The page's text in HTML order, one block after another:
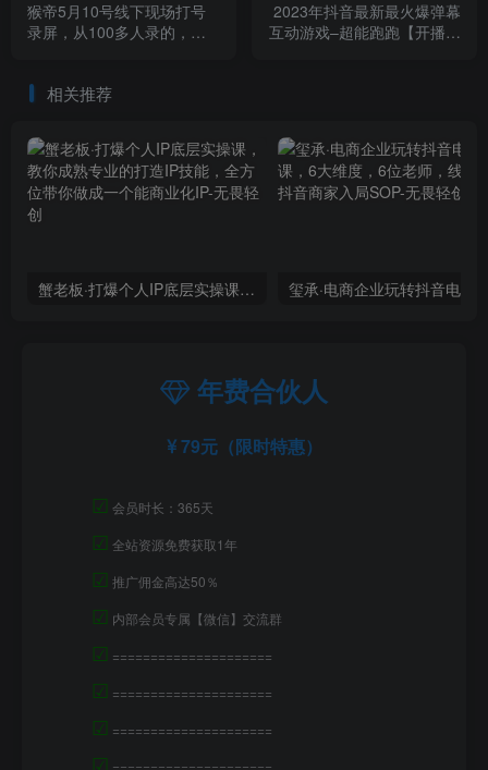
猴帝5月10号线下现场打号
录屏，从100多人录的，总
2023年抖音最新最火爆弹幕
互动游戏–超能跑跑【开播教
相关推荐
蟹老板·打爆个人IP底层实操课，教你成熟专业的打造IP技能，全方位带你做成一个能商业化IP
年费合伙人
79元（限时特惠）
☑ 会员时长：365天
☑ 全站资源免费获取1年
☑ 推广佣金高达50％
☑ 内部会员专属【微信】交流群
☑ =====================
☑ =====================
☑ =====================
☑